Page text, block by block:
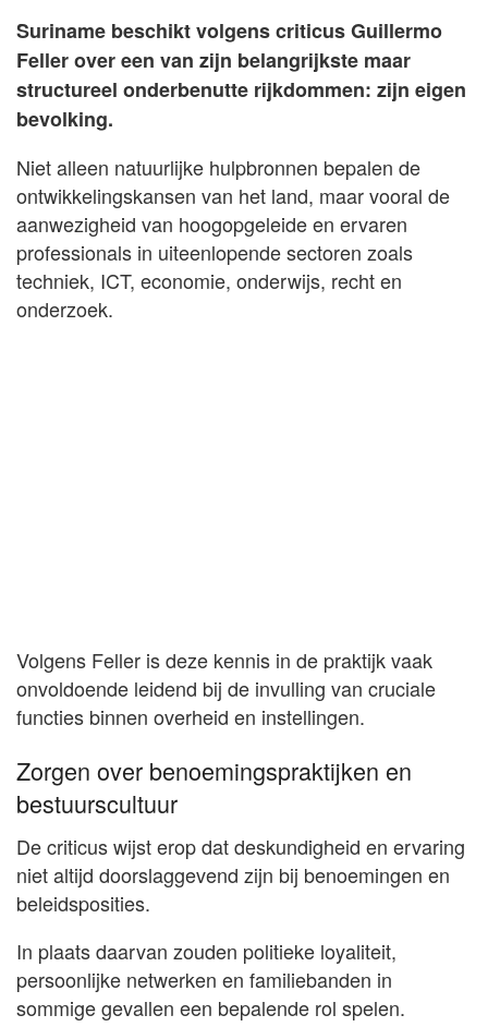
Suriname beschikt volgens criticus Guillermo
Feller over een van zijn belangrijkste maar
structureel onderbenutte rijkdommen: zijn eigen
bevolking.
Niet alleen natuurlijke hulpbronnen bepalen de
ontwikkelingskansen van het land, maar vooral de
aanwezigheid van hoogopgeleide en ervaren
professionals in uiteenlopende sectoren zoals
techniek, ICT, economie, onderwijs, recht en
onderzoek.
Volgens Feller is deze kennis in de praktijk vaak
onvoldoende leidend bij de invulling van cruciale
functies binnen overheid en instellingen.
Zorgen over benoemingspraktijken en
bestuurscultuur
De criticus wijst erop dat deskundigheid en ervaring
niet altijd doorslaggevend zijn bij benoemingen en
beleidsposities.
In plaats daarvan zouden politieke loyaliteit,
persoonlijke netwerken en familiebanden in
sommige gevallen een bepalende rol spelen.